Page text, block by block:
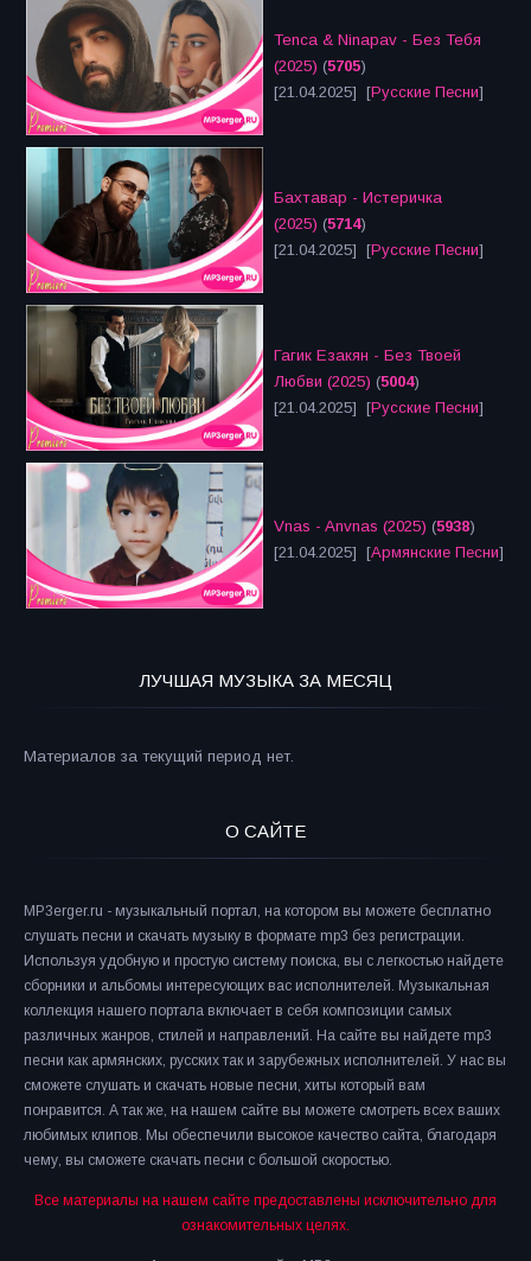
Tenca & Ninapav - Без Тебя
(2025) (5705)
[21.04.2025] [Русские Песни]
Бахтавар - Истеричка
(2025) (5714)
[21.04.2025] [Русские Песни]
Гагик Езакян - Без Твоей
Любви (2025) (5004)
[21.04.2025] [Русские Песни]
Vnas - Anvnas (2025) (5938)
[21.04.2025] [Армянские Песни]
ЛУЧШАЯ МУЗЫКА ЗА МЕСЯЦ
Материалов за текущий период нет.
О САЙТЕ
MP3erger.ru - музыкальный портал, на котором вы можете бесплатно
слушать песни и скачать музыку в формате mp3 без регистрации.
Используя удобную и простую систему поиска, вы с легкостью найдете
сборники и альбомы интересующих вас исполнителей. Музыкальная
коллекция нашего портала включает в себя композиции самых
различных жанров, стилей и направлений. На сайте вы найдете mp3
песни как армянских, русских так и зарубежных исполнителей. У нас вы
сможете слушать и скачать новые песни, хиты который вам
понравится. А так же, на нашем сайте вы можете смотреть всех ваших
любимых клипов. Мы обеспечили высокое качество сайта, благодаря
чему, вы сможете скачать песни с большой скоростью.
Все материалы на нашем сайте предоставлены исключительно для
ознакомительных целях.